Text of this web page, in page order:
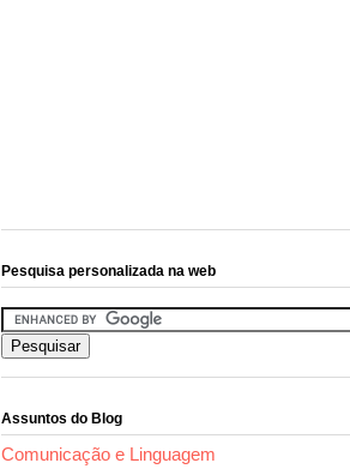
Pesquisa personalizada na web
Assuntos do Blog
Comunicação e Linguagem